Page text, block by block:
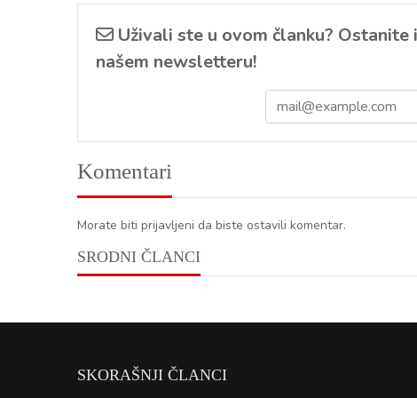
Uživali ste u ovom članku?
našem newsletteru!
Komentari
Morate biti prijavljeni da biste ostavili komentar.
SRODNI ČLANCI
SKORAŠNJI ČLANCI